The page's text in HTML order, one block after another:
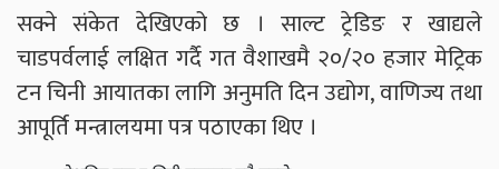
सक्ने संकेत देखिएको छ । साल्ट ट्रेडिङ र खाद्यले
चाडपर्वलाई लक्षित गर्दै गत वैशाखमै २०/२० हजार मेट्रिक
टन चिनी आयातका लागि अनुमति दिन उद्योग, वाणिज्य तथा
आपूर्ति मन्त्रालयमा पत्र पठाएका थिए ।